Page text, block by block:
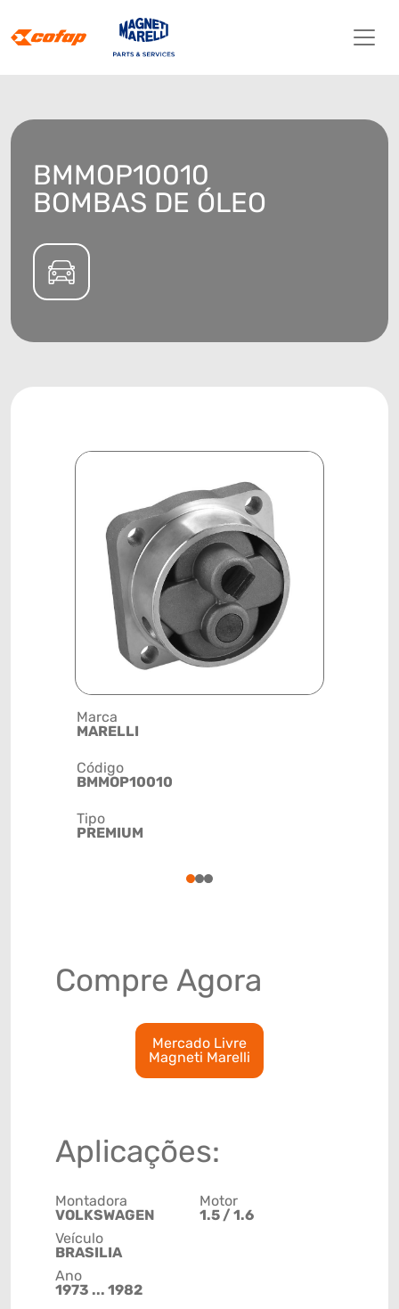
BMMOP10010
BOMBAS DE ÓLEO
Marca
MARELLI
Código
BMMOP10010
Tipo
PREMIUM
123
Compre Agora
Mercado Livre
Magneti Marelli
Aplicações:
Montadora
VOLKSWAGEN
Veículo
BRASILIA
Ano
1973 ... 1982
Motor
1.5 / 1.6